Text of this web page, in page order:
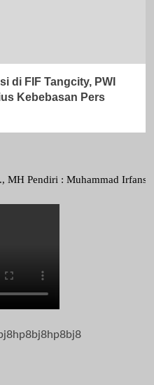
di FIF Tangcity, PWI
Kebebasan Pers
: Muhammad Irfansyah,